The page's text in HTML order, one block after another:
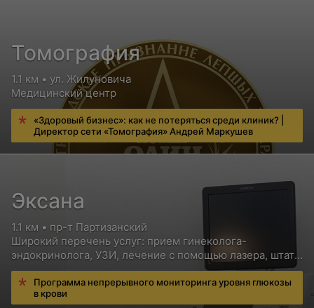
Томография
1.1 км • ул. Жилуновича
Медицинский центр
«Здоровый бизнес»: как не потеряться среди клиник? |
Директор сети «Томография» Андрей Маркушев
Эксана
1.1 км • пр-т Партизанский
Широкий перечень услуг: прием гинеколога-
эндокринолога, УЗИ, лечение с помощью лазера, штат
опытных и высококвалифицированных специалистов
Программа непрерывного мониторинга уровня глюкозы
в крови